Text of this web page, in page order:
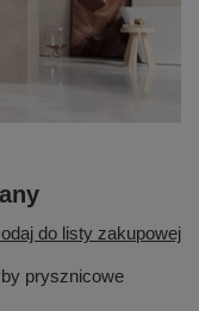
do listy zakupowej
prysznicowe